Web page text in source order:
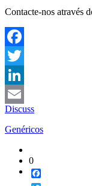
Contacte-nos através
Facebook
Twitter
LinkedIn
Email
Discuss
Genéricos
0